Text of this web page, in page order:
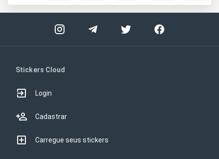
Stickers Cloud
Login
Cadastrar
Carregue seus stickers